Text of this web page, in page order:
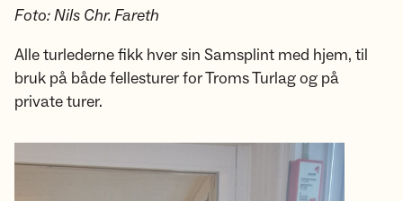
Foto: Nils Chr. Fareth
Alle turlederne fikk hver sin Samsplint med hjem, til
bruk på både fellesturer for Troms Turlag og på
private turer.